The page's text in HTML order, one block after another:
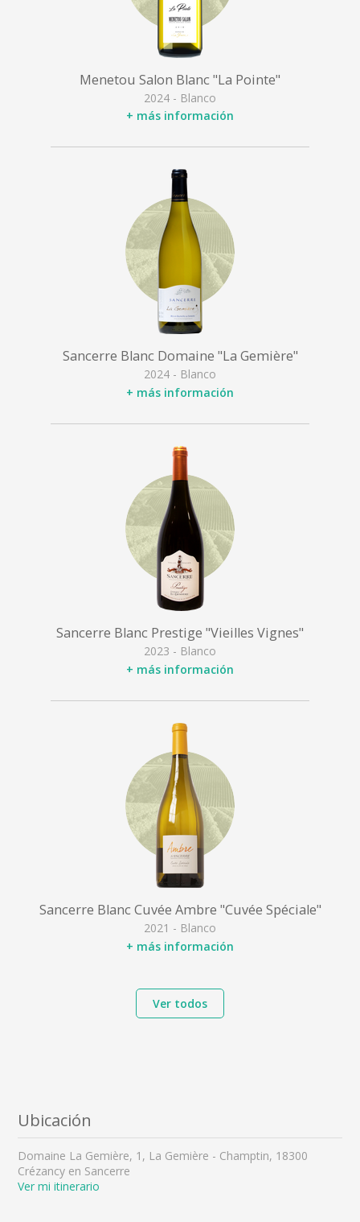
Menetou Salon Blanc "La Pointe"
2024 - Blanco
+ más información
Sancerre Blanc Domaine "La Gemière"
2024 - Blanco
+ más información
Sancerre Blanc Prestige "Vieilles Vignes"
2023 - Blanco
+ más información
Sancerre Blanc Cuvée Ambre "Cuvée Spéciale"
2021 - Blanco
+ más información
Ver todos
Ubicación
Domaine La Gemière, 1, La Gemière - Champtin, 18300
Crézancy en Sancerre
Ver mi itinerario